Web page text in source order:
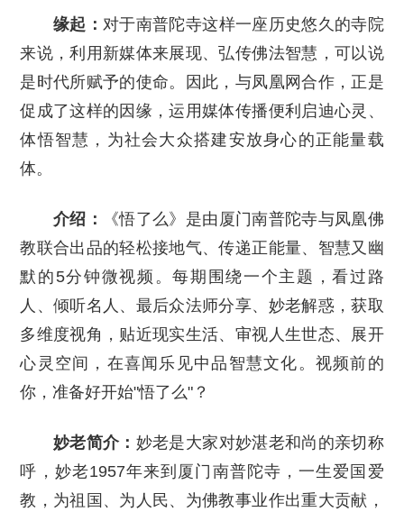
缘起：对于南普陀寺这样一座历史悠久的寺院
来说，利用新媒体来展现、弘传佛法智慧，可以说
是时代所赋予的使命。因此，与凤凰网合作，正是
促成了这样的因缘，运用媒体传播便利启迪心灵、
体悟智慧，为社会大众搭建安放身心的正能量载
体。
介绍：
《悟了么》是由厦门南普陀寺与凤凰佛
教联合出品的轻松接地气、传递正能量、智慧又幽
默的5分钟微视频。每期围绕一个主题，看过路
人、倾听名人、最后众法师分享、妙老解惑，获取
多维度视角，贴近现实生活、审视人生世态、展开
心灵空间，在喜闻乐见中品智慧文化。视频前的
你，准备好开始"悟了么"？
妙老简介： 妙老是大家对妙湛老和尚的亲切称
呼，妙老1957年来到厦门南普陀寺，一生爱国爱
教，为祖国、为人民、为佛教事业作出重大贡献，